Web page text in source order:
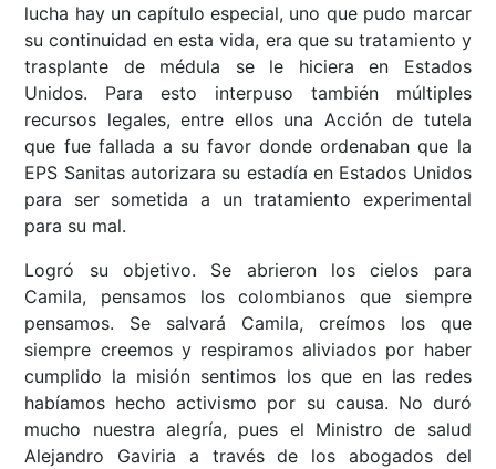
lucha hay un capítulo especial, uno que pudo marcar
su continuidad en esta vida, era que su tratamiento y
trasplante de médula se le hiciera en Estados
Unidos. Para esto interpuso también múltiples
recursos legales, entre ellos una Acción de tutela
que fue fallada a su favor donde ordenaban que la
EPS Sanitas autorizara su estadía en Estados Unidos
para ser sometida a un tratamiento experimental
para su mal.
Logró su objetivo. Se abrieron los cielos para
Camila, pensamos los colombianos que siempre
pensamos. Se salvará Camila, creímos los que
siempre creemos y respiramos aliviados por haber
cumplido la misión sentimos los que en las redes
habíamos hecho activismo por su causa. No duró
mucho nuestra alegría, pues el Ministro de salud
Alejandro Gaviria a través de los abogados del